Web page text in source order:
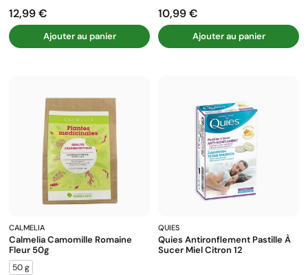
Prix
12,99 €
Ajouter au panier
Prix
10,99 €
Ajouter au panier
CALMELIA
Calmelia Camomille Romaine
Fleur 50g
50 g
QUIES
Quies Antironflement Pastille À
Sucer Miel Citron 12